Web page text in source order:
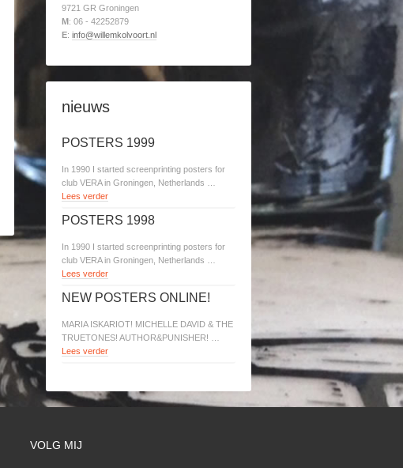
9721 GR Groningen
M: 06 - 42252879
E: info@willemkolvoort.nl
nieuws
POSTERS 1999
In 1990 I started screenprinting posters for
club VERA in Groningen, Netherlands …
Lees verder
POSTERS 1998
In 1990 I started screenprinting posters for
club VERA in Groningen, Netherlands …
Lees verder
NEW POSTERS ONLINE!
MARIA ISKARIOT! MICHELLE DAVID & THE
TRUETONES! AUTHOR&PUNISHER! …
Lees verder
VOLG MIJ